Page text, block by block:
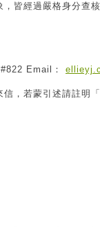
皆經過嚴格身分查
Email ：
，若蒙引述請註明